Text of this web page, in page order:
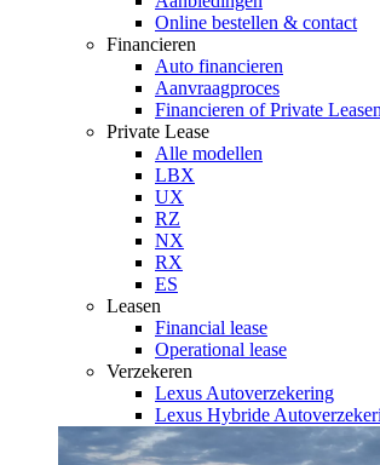
Online bestellen & contact
Financieren
Auto financieren
Aanvraagproces
Financieren of Private
Private Lease
Alle modellen
LBX
UX
RZ
NX
RX
ES
Leasen
Financial lease
Operational lease
Verzekeren
Lexus Autoverzekering
Lexus Hybride